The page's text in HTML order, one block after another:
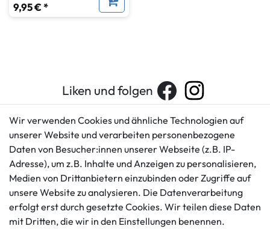
9,95 € *
Liken und folgen
Kundenservice
+49 421 596586
Mo. - Fr. 9 - 16 Uhr
info@gameworld.de
Kontaktformular
Rechtliches
AGB
Impressum
Datenschutzerklärung
Barrierefreiheitserklärung
Widerrufs­recht
Wir verwenden Cookies und ähnliche Technologien auf
unserer Website und verarbeiten personenbezogene
Daten von Besucher:innen unserer Webseite (z.B. IP-
Adresse), um z.B. Inhalte und Anzeigen zu personalisieren,
Medien von Drittanbietern einzubinden oder Zugriffe auf
unsere Website zu analysieren. Die Datenverarbeitung
erfolgt erst durch gesetzte Cookies. Wir teilen diese Daten
mit Dritten, die wir in den Einstellungen benennen.